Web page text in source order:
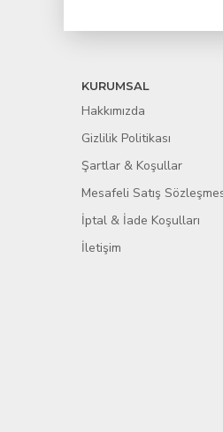
KURUMSAL
Hakkımızda
Gizlilik Politikası
Şartlar & Koşullar
Mesafeli Satış
İptal & İade Koşulları
İletişim